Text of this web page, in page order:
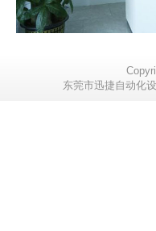
东莞市迅捷自动化